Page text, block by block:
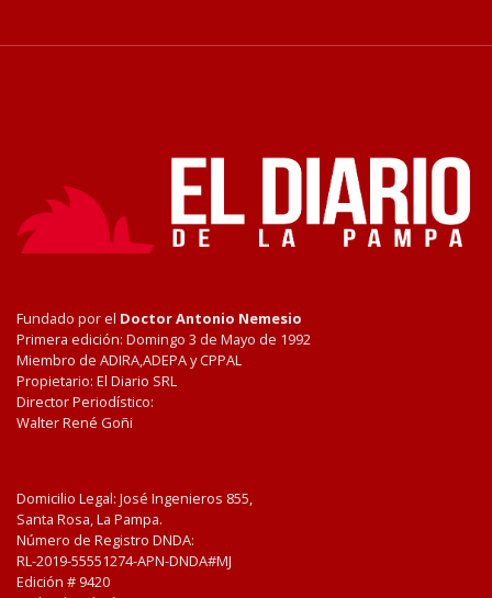
Fundado por el Doctor Antonio Nemesio
Primera edición: Domingo 3 de Mayo de 1992
Miembro de ADIRA,ADEPA y CPPAL
Propietario: El Diario SRL
Director Periodístico:
Walter René Goñi
Domicilio Legal: José Ingenieros 855,
Santa Rosa, La Pampa.
Número de Registro DNDA:
RL-2019-55551274-APN-DNDA#MJ
Edición # 9420